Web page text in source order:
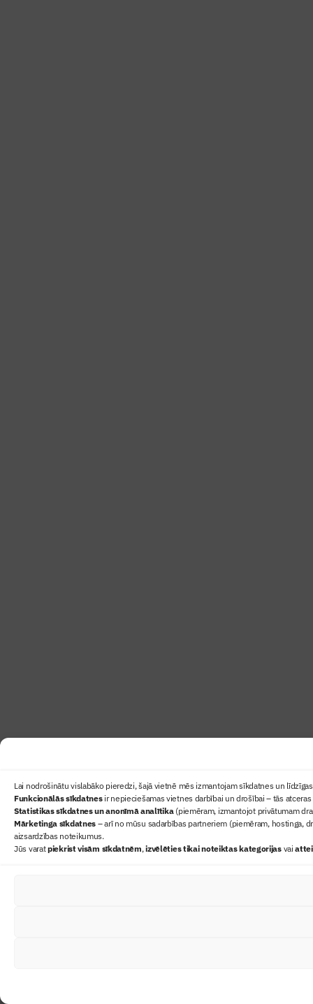
Lai nodrošinātu vislabāko pieredzi, šajā vietnē mēs izmantojam sīkdatnes un
Funkcionālās sīkdatnesir nepieciešamas vietnes darbībai un drošībai – tās
Statistikas sīkdatnes un anonīmā analītika(piemēram, izmantojot privātumam
Mārketinga sīkdatnes – arī no mūsu sadarbības partneriem (piemēram, hostinga,
aizsardzības noteikumus.
Jūs varatpiekrist visām sīkdatnēm,izvēlēties tikai noteiktas kategorijasvai